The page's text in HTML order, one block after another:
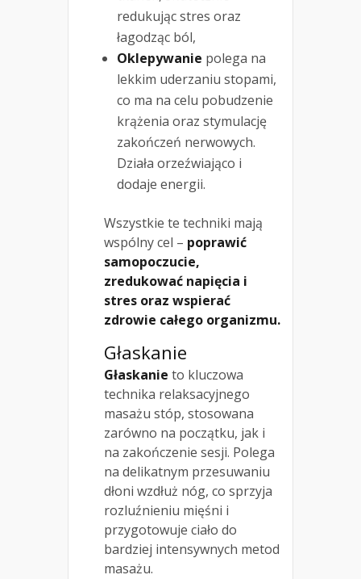
redukując stres oraz
łagodząc ból,
Oklepywanie polega na
lekkim uderzaniu stopami,
co ma na celu pobudzenie
krążenia oraz stymulację
zakończeń nerwowych.
Działa orzeźwiająco i
dodaje energii.
Wszystkie te techniki mają
wspólny cel – poprawić
samopoczucie,
zredukować napięcia i
stres oraz wspierać
zdrowie całego organizmu.
Głaskanie
Głaskanie to kluczowa
technika relaksacyjnego
masażu stóp, stosowana
zarówno na początku, jak i
na zakończenie sesji. Polega
na delikatnym przesuwaniu
dłoni wzdłuż nóg, co sprzyja
rozluźnieniu mięśni i
przygotowuje ciało do
bardziej intensywnych metod
masażu.